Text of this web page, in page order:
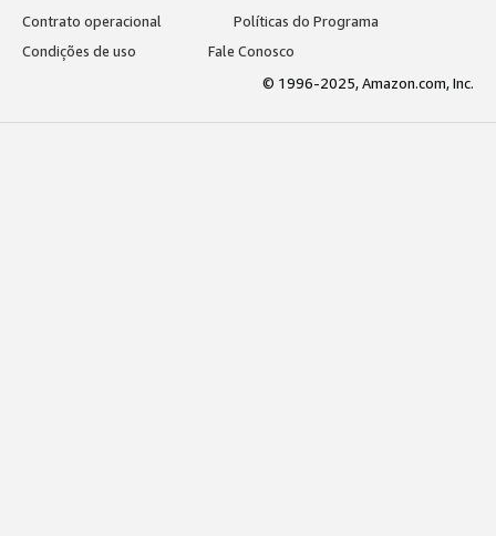
Contrato operacional
Políticas do Programa
Condições de uso
Fale Conosco
© 1996-2025, Amazon.com, Inc.